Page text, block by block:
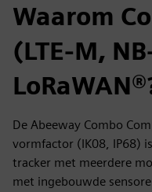
Waarom
(LTE-M,
De Abeeway Combo
vormfactor (IK08, IP68)
tracker met meerdere
met ingebouwde